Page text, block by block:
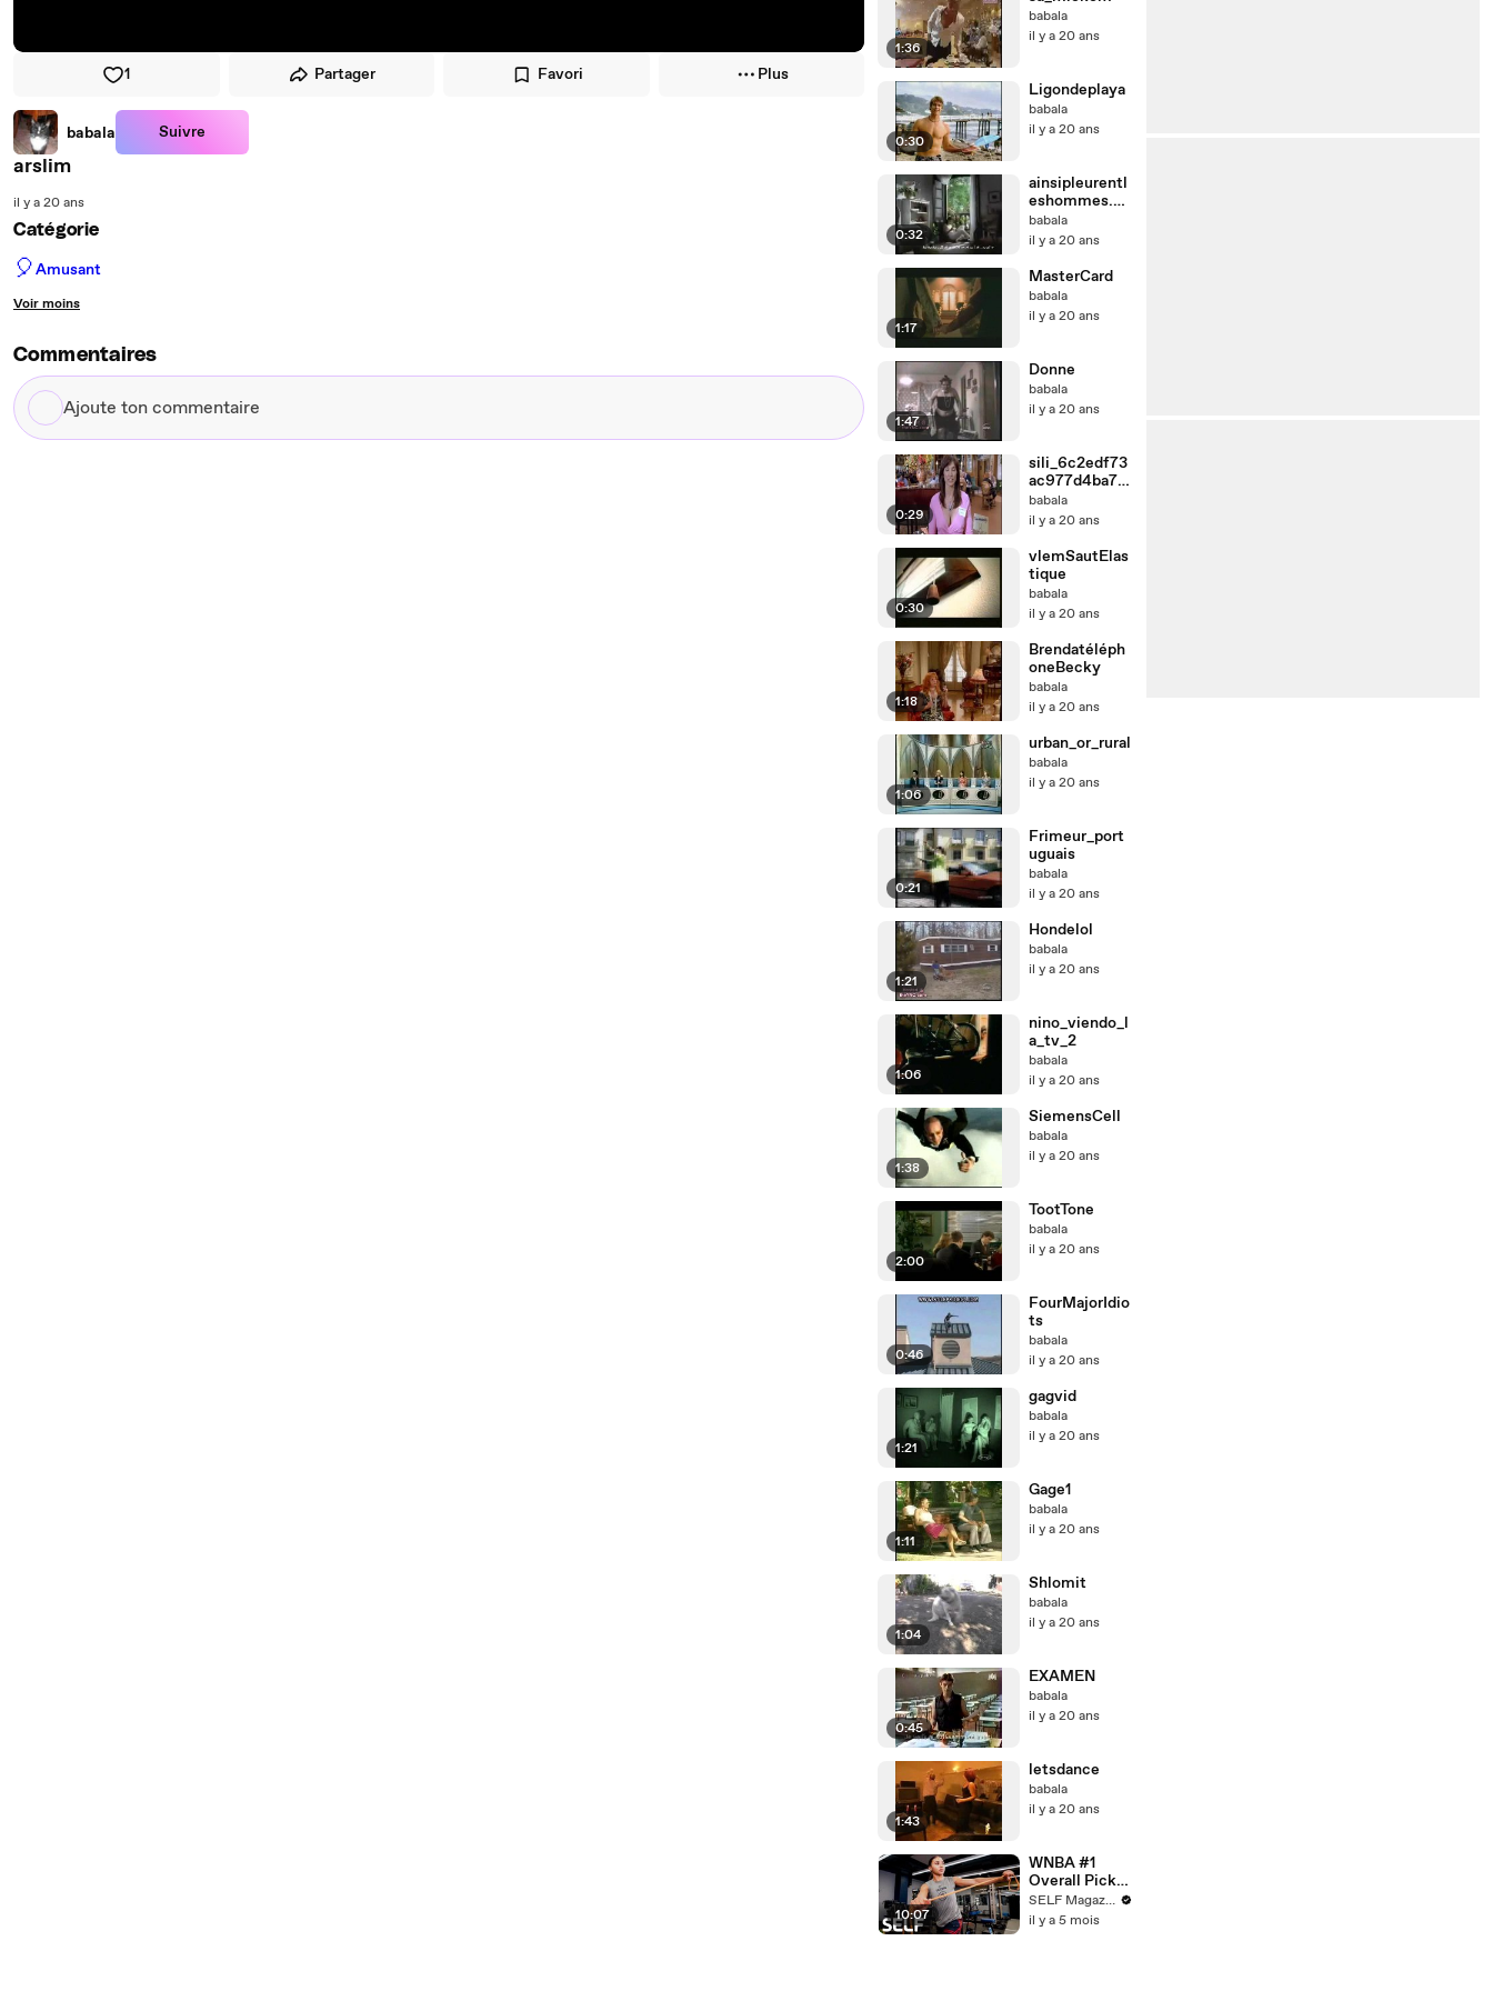
1 Partager Favori Plus
babala Suivre
arslim
il y a 20 ans
Catégorie
🎈Amusant
Voir moins
Commentaires
Ajoute
ton
1:36
babala
il y a 20 ans
0:30
Ligondeplaya
babala
il y a 20 ans
0:32
ainsipleurentl
eshommes.as
f
babala
il y a 20 ans
1:17
MasterCard
babala
il y a 20 ans
1:47
Donne
babala
il y a 20 ans
0:29
sili_6c2edf73
ac977d4ba74
3123f8b093d2
c
babala
il y a 20 ans
0:30
vlemSautElas
tique
babala
il y a 20 ans
1:18
Brendatéléph
oneBecky
babala
il y a 20 ans
1:06
urban_or_rural
babala
il y a 20 ans
0:21
Frimeur_port
uguais
babala
il y a 20 ans
1:21
Hondelol
babala
il y a 20 ans
1:06
nino_viendo_l
a_tv_2
babala
il y a 20 ans
1:38
SiemensCell
babala
il y a 20 ans
2:00
TootTone
babala
il y a 20 ans
0:46
FourMajorIdio
ts
babala
il y a 20 ans
1:21
gagvid
babala
il y a 20 ans
1:11
Gage1
babala
il y a 20 ans
1:04
Shlomit
babala
il y a 20 ans
0:45
EXAMEN
babala
il y a 20 ans
1:43
letsdance
babala
il y a 20 ans
10:07
WNBA #1
Overall Pick
Azzi Fudd's
20-Minute
SELF Magazine
il y a 5 mois